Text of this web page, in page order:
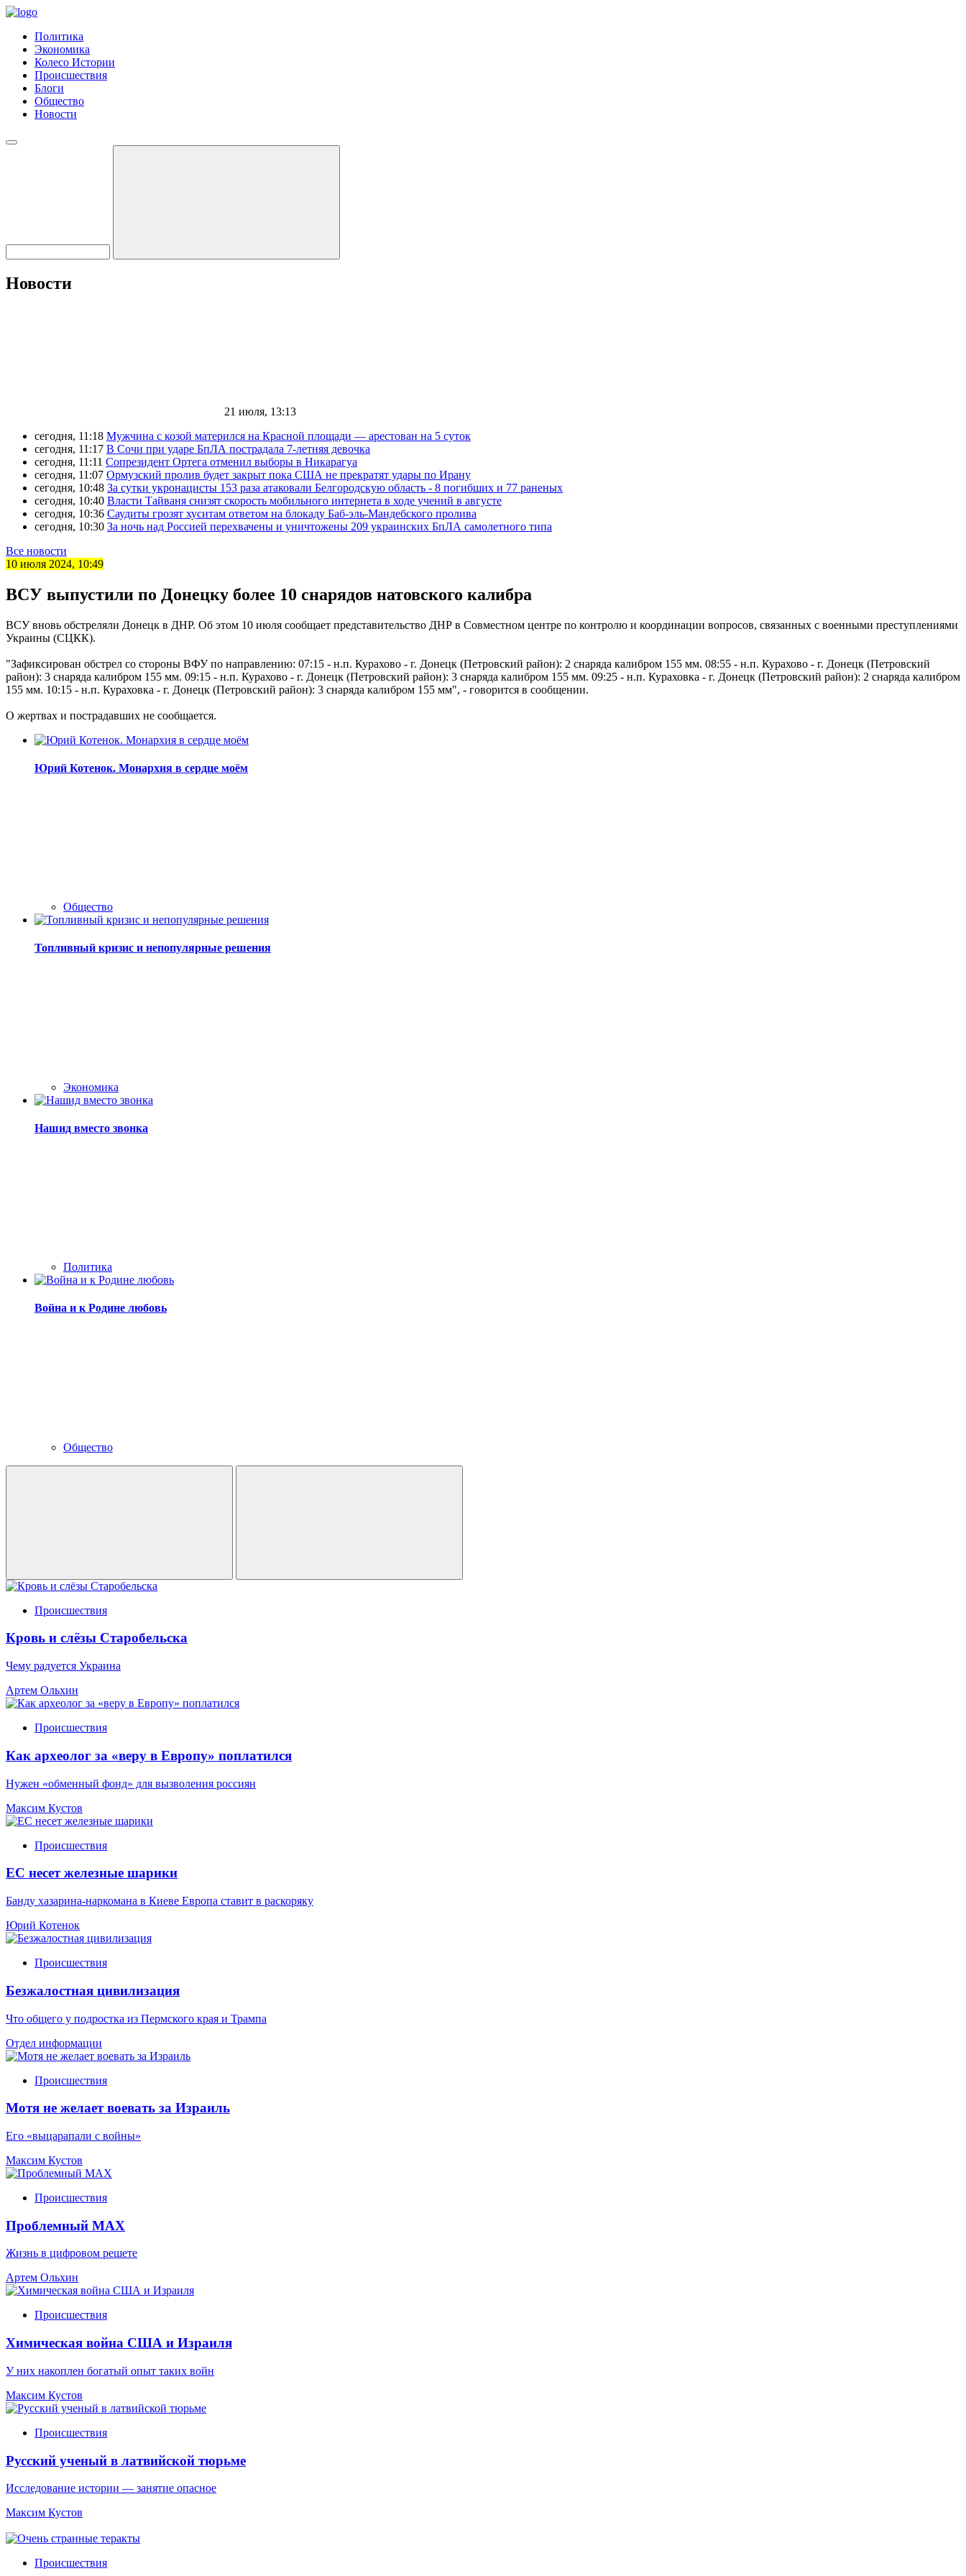
Политика
Экономика
Колесо Истории
Происшествия
Блоги
Общество
Новости
Новости
21 июля, 13:13
сегодня, 11:18 Мужчина с козой матерился на Красной площади — арестован на 5 суток
сегодня, 11:17 В Сочи при ударе БпЛА пострадала 7-летняя девочка
сегодня, 11:11 Сопрезидент Ортега отменил выборы в Никарагуа
сегодня, 11:07 Ормузский пролив будет закрыт пока США не прекратят удары по Ирану
сегодня, 10:48 За сутки укронацисты 153 раза атаковали Белгородскую область - 8 погибших и 77 раненых
сегодня, 10:40 Власти Тайваня снизят скорость мобильного интернета в ходе учений в августе
сегодня, 10:36 Саудиты грозят хуситам ответом на блокаду Баб-эль-Мандебского пролива
сегодня, 10:30 За ночь над Россией перехвачены и уничтожены 209 украинских БпЛА самолетного типа
Все новости
10 июля 2024, 10:49
ВСУ выпустили по Донецку более 10 снарядов натовского калибра
ВСУ вновь обстреляли Донецк в ДНР. Об этом 10 июля сообщает представительство ДНР в Совместном центре по контролю и координации вопросов, связанных с военными преступлениями
Украины (СЦКК).
"Зафиксирован обстрел со стороны ВФУ по направлению: 07:15 - н.п. Курахово - г. Донецк (Петровский район): 2 снаряда калибром 155 мм. 08:55 - н.п. Курахово - г. Донецк (Петровский
район): 3 снаряда калибром 155 мм. 09:15 - н.п. Курахово - г. Донецк (Петровский район): 3 снаряда калибром 155 мм. 09:25 - н.п. Кураховка - г. Донецк (Петровский район): 2 снаряда калибром
155 мм. 10:15 - н.п. Кураховка - г. Донецк (Петровский район): 3 снаряда калибром 155 мм", - говорится в сообщении.
О жертвах и пострадавших не сообщается.
Юрий Котенок. Монархия в сердце моём
Общество
Топливный кризис и непопулярные решения
Экономика
Нашид вместо звонка
Политика
Война и к Родине любовь
Общество
Происшествия
Кровь и слёзы Старобельска
Чему радуется Украина
Артем Ольхин
Происшествия
Как археолог за «веру в Европу» поплатился
Нужен «обменный фонд» для вызволения россиян
Максим Кустов
Происшествия
ЕС несет железные шарики
Банду хазарина-наркомана в Киеве Европа ставит в раскоряку
Юрий Котенок
Происшествия
Безжалостная цивилизация
Что общего у подростка из Пермского края и Трампа
Отдел информации
Происшествия
Мотя не желает воевать за Израиль
Его «выцарапали с войны»
Максим Кустов
Происшествия
Проблемный МАХ
Жизнь в цифровом решете
Артем Ольхин
Происшествия
Химическая война США и Израиля
У них накоплен богатый опыт таких войн
Максим Кустов
Происшествия
Русский ученый в латвийской тюрьме
Исследование истории — занятие опасное
Максим Кустов
Происшествия